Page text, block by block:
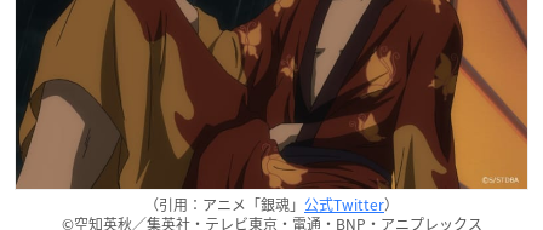
（引用：アニメ「銀魂」 公式Twitter）
©空知英秋／集英社・テレビ東京・電通・BNP・アニプレックス